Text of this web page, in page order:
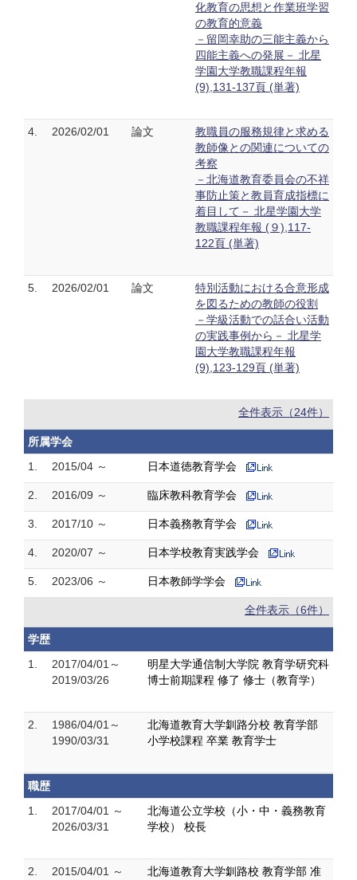
化教育の思想と作業班学習
の教育的意義
－留岡幸助の三能主義から
四能主義への発展－ 北星
学園大学教職課程年報
(9),131-137頁 (単著)
4. 2026/02/01 論文
教職員の服務規律と求める
教師像との関連についての
考察
－北海道教育委員会の不祥
事防止策と教員育成指標に
着目して－ 北星学園大学
教職課程年報 (９),117-
122頁 (単著)
5. 2026/02/01 論文
特別活動における合意形成
を図るための教師の役割
－学級活動での話合い活動
の実践事例から－ 北星学
園大学教職課程年報
(9),123-129頁 (単著)
全件表示（24件）
所属学会
1.
2015/04 ～ 日本道徳教育学会
2. 2016/09 ～ 臨床教科教育学会
3. 2017/10 ～ 日本義務教育学会
4. 2020/07 ～ 日本学校教育実践学会
5. 2023/06 ～ 日本教師学学会
全件表示（6件）
学歴
1.
2017/04/01～
2019/03/26
明星大学通信制大学院 教育学研究科
博士前期課程 修了 修士（教育学）
2.
1986/04/01～
1990/03/31
北海道教育大学釧路分校 教育学部
小学校課程 卒業 教育学士
職歴
1.
2017/04/01 ～
2026/03/31
北海道公立学校（小・中・義務教育
学校） 校長
2. 2015/04/01 ～ 北海道教育大学釧路校 教育学部 准